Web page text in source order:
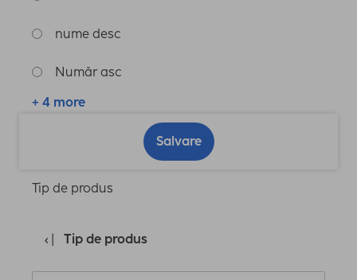
nume desc
Număr asc
+ 4 more
Salvare
Tip de produs
Tip de produs